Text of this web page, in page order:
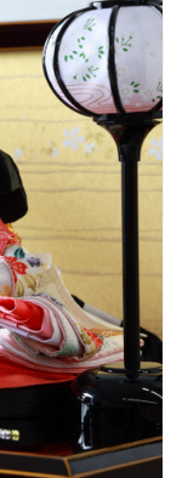
お知らせ
五月
お盆